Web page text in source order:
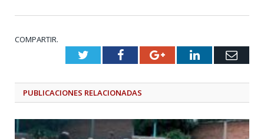
COMPARTIR.
TwitterFacebookGoogle+LinkedIn
PUBLICACIONES RELACIONADAS